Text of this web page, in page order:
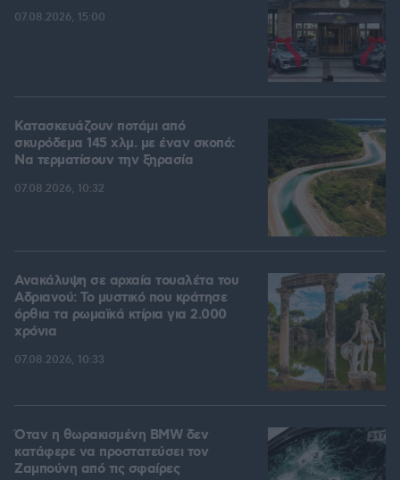
07.08.2026, 15:00
Κατασκευάζουν ποτάμι από
σκυρόδεμα 145 χλμ. με έναν σκοπό:
Να τερματίσουν την ξηρασία
07.08.2026, 10:32
Ανακάλυψη σε αρχαία τουαλέτα του
Αδριανού: Το μυστικό που κράτησε
όρθια τα ρωμαϊκά κτίρια για 2.000
χρόνια
07.08.2026, 10:33
Όταν η θωρακισμένη BMW δεν
κατάφερε να προστατεύσει τον
Ζαμπούνη από τις σφαίρες